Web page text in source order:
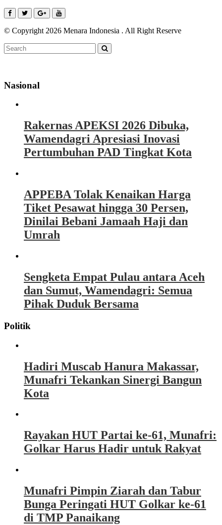
© Copyright 2026 Menara Indonesia . All Right Reserve
Nasional
Rakernas APEKSI 2026 Dibuka,
Wamendagri Apresiasi Inovasi
Pertumbuhan PAD Tingkat Kota
APPEBA Tolak Kenaikan Harga
Tiket Pesawat hingga 30 Persen,
Dinilai Bebani Jamaah Haji dan
Umrah
Sengketa Empat Pulau antara Aceh
dan Sumut, Wamendagri: Semua
Pihak Duduk Bersama
Politik
Hadiri Muscab Hanura Makassar,
Munafri Tekankan Sinergi Bangun
Kota
Rayakan HUT Partai ke-61, Munafri:
Golkar Harus Hadir untuk Rakyat
Munafri Pimpin Ziarah dan Tabur
Bunga Peringati HUT Golkar ke-61
di TMP Panaikang